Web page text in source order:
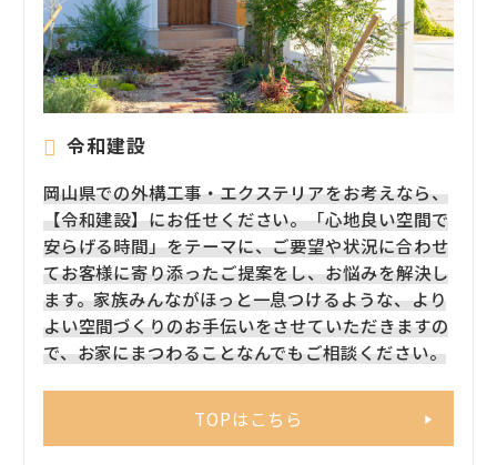
令和建設
岡山県での外構工事・エクステリアをお考えなら、
【令和建設】にお任せください。「心地良い空間で
安らげる時間」をテーマに、ご要望や状況に合わせ
てお客様に寄り添ったご提案をし、お悩みを解決し
ます。家族みんながほっと一息つけるような、より
よい空間づくりのお手伝いをさせていただきますの
で、お家にまつわることなんでもご相談ください。
TOPはこちら